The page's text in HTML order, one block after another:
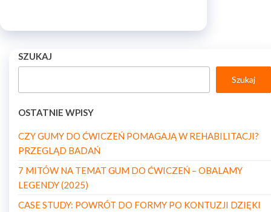
SZUKAJ
Szukaj
OSTATNIE WPISY
CZY GUMY DO ĆWICZEŃ POMAGAJĄ W REHABILITACJI?
PRZEGLĄD BADAŃ
7 MITÓW NA TEMAT GUM DO ĆWICZEŃ – OBALAMY
LEGENDY (2025)
CASE STUDY: POWRÓT DO FORMY PO KONTUZJI DZIĘKI